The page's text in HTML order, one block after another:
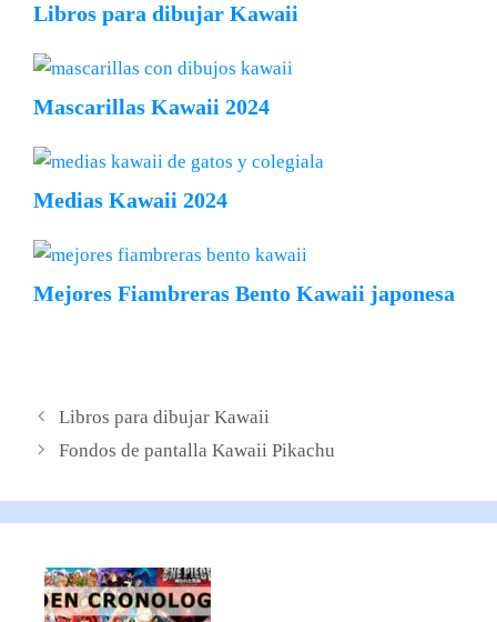
Libros para dibujar Kawaii
Mascarillas Kawaii 2024
Medias Kawaii 2024
Mejores Fiambreras Bento Kawaii japonesa
Libros para dibujar Kawaii
Fondos de pantalla Kawaii Pikachu